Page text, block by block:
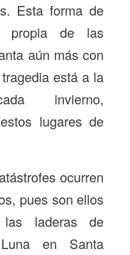
Esta forma de
de las
aún más con
está a la
invierno,
lugares de
ocurren
pues son ellos
laderas de
en Santa